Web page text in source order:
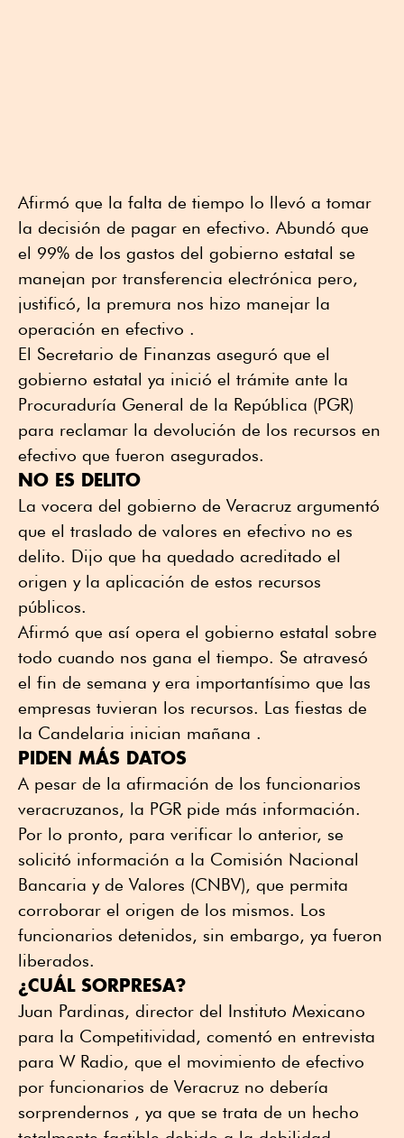
Afirmó que la falta de tiempo lo llevó a tomar
la decisión de pagar en efectivo. Abundó que
el 99% de los gastos del gobierno estatal se
manejan por transferencia electrónica pero,
justificó, la premura nos hizo manejar la
operación en efectivo .
El Secretario de Finanzas aseguró que el
gobierno estatal ya inició el trámite ante la
Procuraduría General de la República (PGR)
para reclamar la devolución de los recursos en
efectivo que fueron asegurados.
NO ES DELITO
La vocera del gobierno de Veracruz argumentó
que el traslado de valores en efectivo no es
delito. Dijo que ha quedado acreditado el
origen y la aplicación de estos recursos
públicos.
Afirmó que así opera el gobierno estatal sobre
todo cuando nos gana el tiempo. Se atravesó
el fin de semana y era importantísimo que las
empresas tuvieran los recursos. Las fiestas de
la Candelaria inician mañana .
PIDEN MÁS DATOS
A pesar de la afirmación de los funcionarios
veracruzanos, la PGR pide más información.
Por lo pronto, para verificar lo anterior, se
solicitó información a la Comisión Nacional
Bancaria y de Valores (CNBV), que permita
corroborar el origen de los mismos. Los
funcionarios detenidos, sin embargo, ya fueron
liberados.
¿CUÁL SORPRESA?
Juan Pardinas, director del Instituto Mexicano
para la Competitividad, comentó en entrevista
para W Radio, que el movimiento de efectivo
por funcionarios de Veracruz no debería
sorprendernos , ya que se trata de un hecho